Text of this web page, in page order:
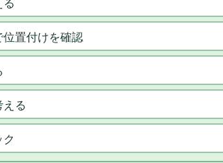
る
置付けを確認
える
ク